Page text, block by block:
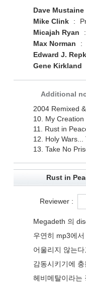
Dave Mustaine
Mike Clink
:
Micajah Ryan
:
Max Norman
:
Edward J.
Gene Kirkland
Additional
2004 Remixed
10. My Creation
11. Rust in
12. Holy
13. Take No
Rust in
Reviewer :
Megadeth 의
우연히 mp3에
어울리지 않는
감동시키기에
헤비메탈이라는